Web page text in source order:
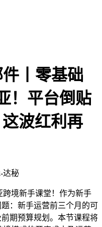
丨零基础
！平台倒贴
波红利再
达秘
跨境新手课堂！作为新手
：新手运营前三个月的可
期预算规划。本节课程将